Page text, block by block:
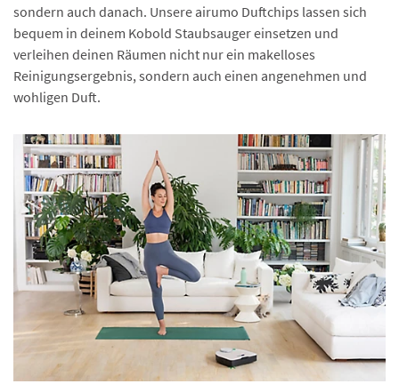
sondern auch danach. Unsere airumo Duftchips lassen sich
bequem in deinem Kobold Staubsauger einsetzen und
verleihen deinen Räumen nicht nur ein makelloses
Reinigungsergebnis, sondern auch einen angenehmen und
wohligen Duft.